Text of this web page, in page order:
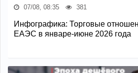
07/08, 08:35 381
Инфографика: Торговые
ЕАЭС в январе-июне 2026 года